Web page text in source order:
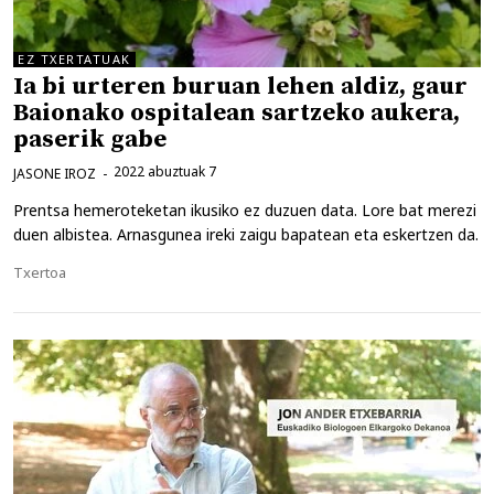
EZ TXERTATUAK
Ia bi urteren buruan lehen aldiz, gaur
Baionako ospitalean sartzeko aukera,
paserik gabe
2022 abuztuak 7
JASONE IROZ
Prentsa hemeroteketan ikusiko ez duzuen data. Lore bat merezi
duen albistea. Arnasgunea ireki zaigu bapatean eta eskertzen da.
Kategoriak
Txertoa